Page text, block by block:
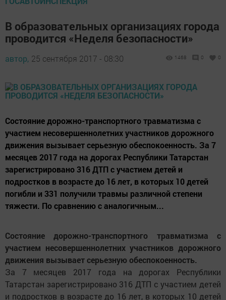
В образовательных организациях города
проводится «Неделя безопасности»
автор, 25 сентября 2017 - 08:30 1468 0 0
Состояние дорожно-транспортного травматизма с
участием несовершеннолетних участников дорожного
движения вызывает серьезную обеспокоенность. За 7
месяцев 2017 года на дорогах Республики Татарстан
зарегистрировано 316 ДТП с участием детей и
подростков в возрасте до 16 лет, в которых 10 детей
погибли и 331 получили травмы различной степени
тяжести. По сравнению с аналогичным...
Состояние дорожно-транспортного травматизма с
участием несовершеннолетних участников дорожного
движения вызывает серьезную обеспокоенность.
За 7 месяцев 2017 года на дорогах Республики
Татарстан зарегистрировано 316 ДТП с участием детей
и подростков в возрасте до 16 лет, в которых 10 детей